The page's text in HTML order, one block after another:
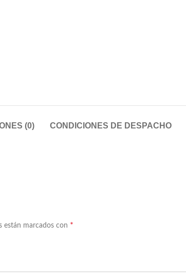
(0) CONDICIONES DE DESPACHO
están marcados con *